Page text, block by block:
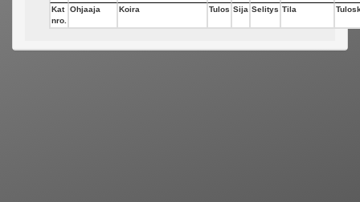
Kat
nro.
Ohjaaja Koira Tulos Sija Selitys Tila